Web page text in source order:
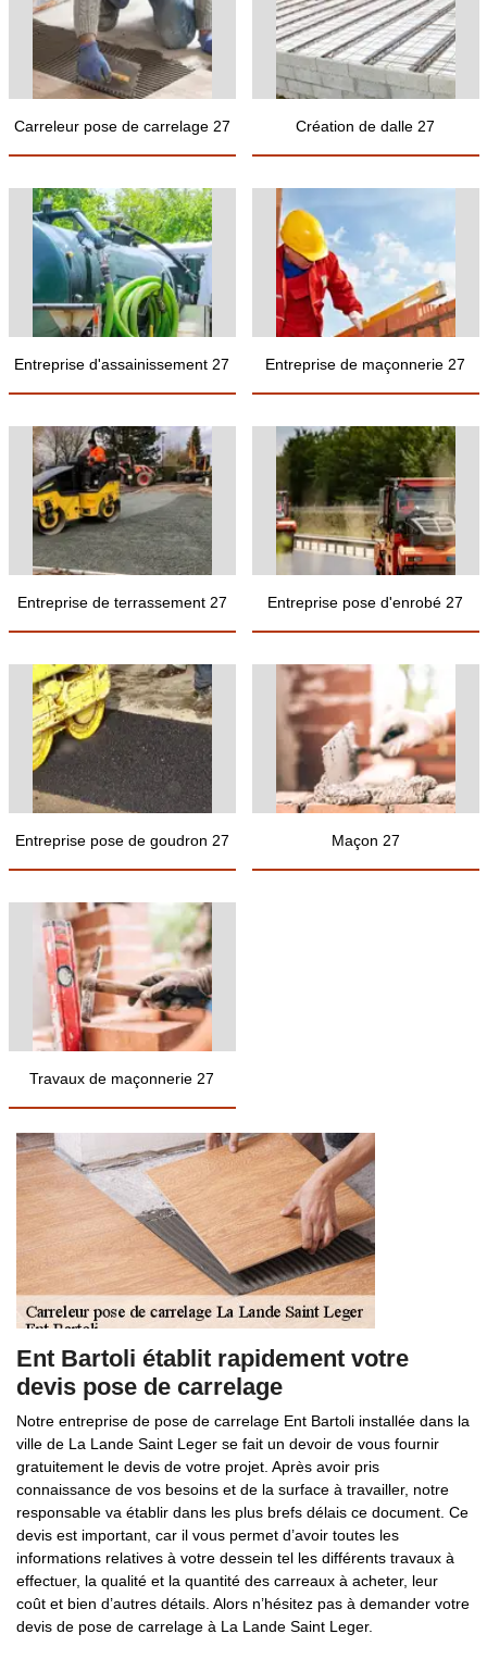
Carreleur pose de carrelage 27 Création de dalle 27
Entreprise d'assainissement 27 Entreprise de maçonnerie 27
Entreprise de terrassement 27 Entreprise pose d'enrobé 27
Entreprise pose de goudron 27 Maçon 27
Travaux de maçonnerie 27
Ent Bartoli établit rapidement votre
devis pose de carrelage
Notre entreprise de pose de carrelage Ent Bartoli installée dans la
ville de La Lande Saint Leger se fait un devoir de vous fournir
gratuitement le devis de votre projet. Après avoir pris
connaissance de vos besoins et de la surface à travailler, notre
responsable va établir dans les plus brefs délais ce document. Ce
devis est important, car il vous permet d’avoir toutes les
informations relatives à votre dessein tel les différents travaux à
effectuer, la qualité et la quantité des carreaux à acheter, leur
coût et bien d’autres détails. Alors n’hésitez pas à demander votre
devis de pose de carrelage à La Lande Saint Leger.